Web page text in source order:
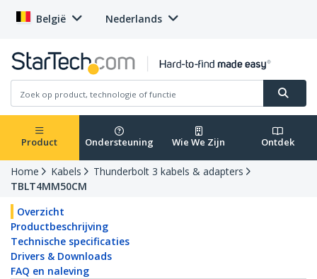
België Nederlands
Product Ondersteuning Wie We Zijn Ontdek
Home Kabels
Thunderbolt 3 kabels & adapters
TBLT4MM50CM
Overzicht
Productbeschrijving
Technische specificaties
Drivers & Downloads
FAQ en naleving